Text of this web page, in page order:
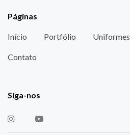
Páginas
Início Portfólio Uniformes
Contato
Siga-nos